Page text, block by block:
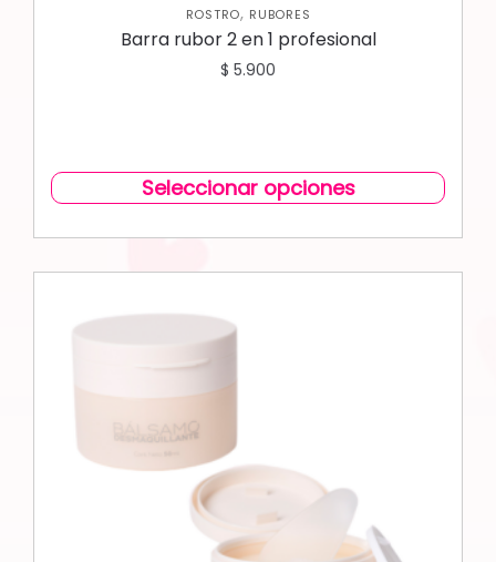
ROSTRO, RUBORES
Barra rubor 2 en 1 profesional
$ 5.900
Seleccionar opciones